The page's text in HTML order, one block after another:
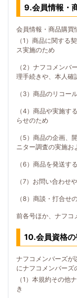
9.会員情報・
会員情報・商品購買
（1）商品に関する
ス実施のため
（2）ナフコメンバ
理手続きや、本人確
（3）商品のリコー
（4）商品や実施す
らせのため
（5）商品の企画、
ニター調査の実施お
（6）商品を発送す
（7）お問い合わせ
（8）商談・打合せ
前各号ほか、ナフコ
10.会員資格
ナフコメンバーズが
にナフコメンバーズ
（1）本規約その他
き